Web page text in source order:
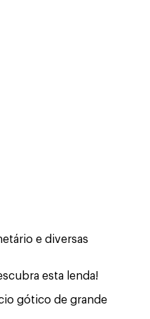
e diversas
esta lenda!
gótico de grande